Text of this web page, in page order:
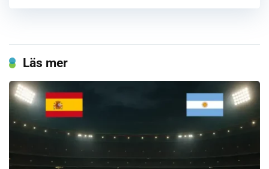
Läs mer